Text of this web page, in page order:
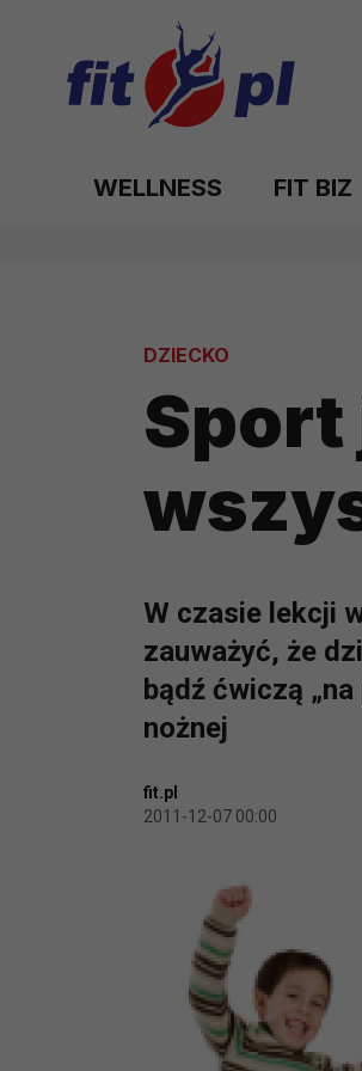
WELLNESS FIT BIZ
DZIECKO
Sport
W czasie lekcji
zauważyć, że
bądź ćwiczą
nożnej
fit.pl
2011-12-07 00:00